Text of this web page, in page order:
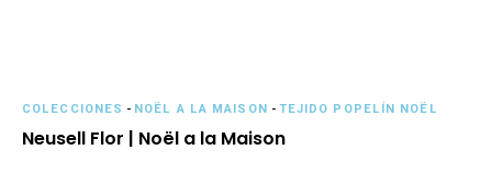
COLECCIONES - NOËL A LA MAISON -TEJIDO POPELÍN NOËL
Neusell Flor | Noël a la Maison